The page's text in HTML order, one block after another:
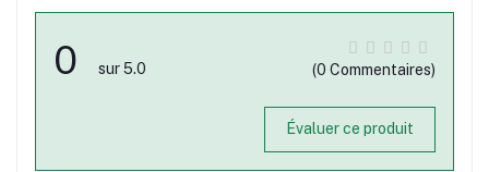
0 sur 5.0 (0 Commentaires)
Évaluer ce produit